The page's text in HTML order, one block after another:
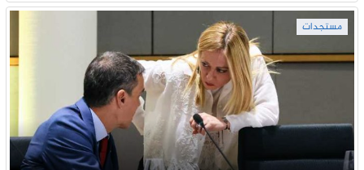
مستجدات